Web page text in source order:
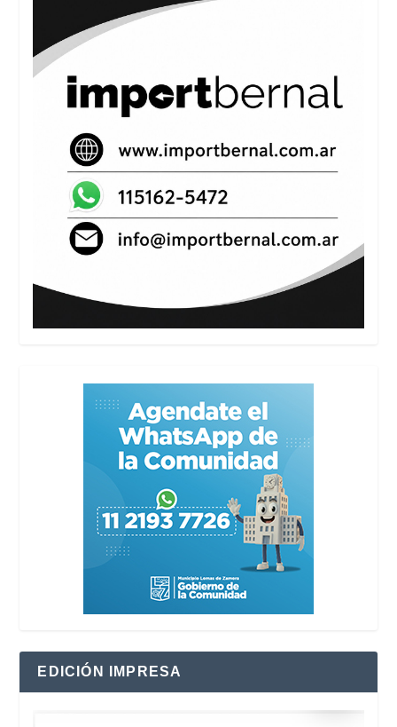
EDICIÓN IMPRESA